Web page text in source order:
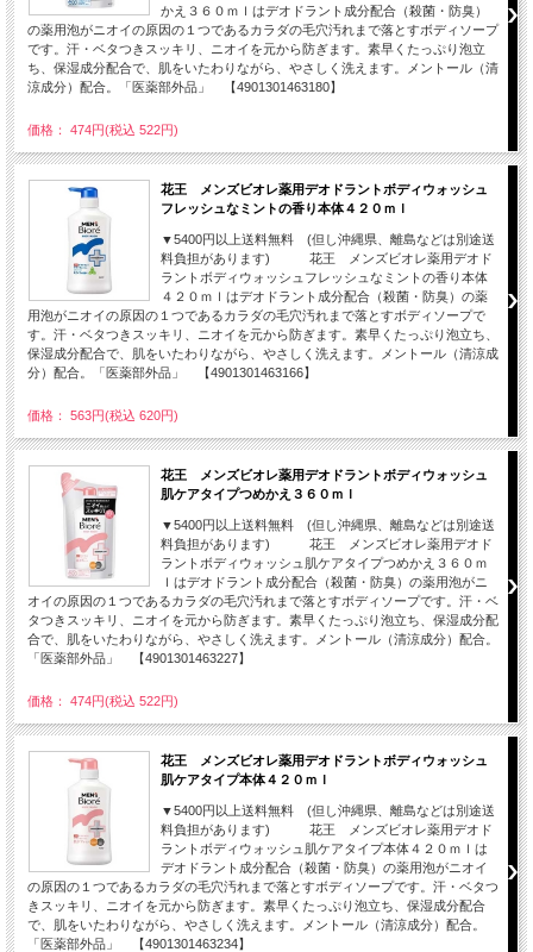
かえ３６０ｍｌはデオドラント成分配合（殺菌・防臭）
の薬用泡がニオイの原因の１つであるカラダの毛穴汚れまで落とすボディソープ
です。汗・ベタつきスッキリ、ニオイを元から防ぎます。素早くたっぷり泡立
ち、保湿成分配合で、肌をいたわりながら、やさしく洗えます。メントール（清
涼成分）配合。「医薬部外品」 【4901301463180】
価格： 474円(税込 522円)
花王 メンズビオレ薬用デオドラントボディウォッシュ
フレッシュなミントの香り本体４２０ｍｌ
▼5400円以上送料無料 (但し沖縄県、離島などは別途送
料負担があります) 花王 メンズビオレ薬用デオド
ラントボディウォッシュフレッシュなミントの香り本体
４２０ｍｌはデオドラント成分配合（殺菌・防臭）の薬
用泡がニオイの原因の１つであるカラダの毛穴汚れまで落とすボディソープで
す。汗・ベタつきスッキリ、ニオイを元から防ぎます。素早くたっぷり泡立ち、
保湿成分配合で、肌をいたわりながら、やさしく洗えます。メントール（清涼成
分）配合。「医薬部外品」 【4901301463166】
価格： 563円(税込 620円)
花王 メンズビオレ薬用デオドラントボディウォッシュ
肌ケアタイプつめかえ３６０ｍｌ
▼5400円以上送料無料 (但し沖縄県、離島などは別途送
料負担があります) 花王 メンズビオレ薬用デオド
ラントボディウォッシュ肌ケアタイプつめかえ３６０ｍ
ｌはデオドラント成分配合（殺菌・防臭）の薬用泡がニ
オイの原因の１つであるカラダの毛穴汚れまで落とすボディソープです。汗・ベ
タつきスッキリ、ニオイを元から防ぎます。素早くたっぷり泡立ち、保湿成分配
合で、肌をいたわりながら、やさしく洗えます。メントール（清涼成分）配合。
「医薬部外品」 【4901301463227】
価格： 474円(税込 522円)
花王 メンズビオレ薬用デオドラントボディウォッシュ
肌ケアタイプ本体４２０ｍｌ
▼5400円以上送料無料 (但し沖縄県、離島などは別途送
料負担があります) 花王 メンズビオレ薬用デオド
ラントボディウォッシュ肌ケアタイプ本体４２０ｍｌは
デオドラント成分配合（殺菌・防臭）の薬用泡がニオイ
の原因の１つであるカラダの毛穴汚れまで落とすボディソープです。汗・ベタつ
きスッキリ、ニオイを元から防ぎます。素早くたっぷり泡立ち、保湿成分配合
で、肌をいたわりながら、やさしく洗えます。メントール（清涼成分）配合。
「医薬部外品」 【4901301463234】